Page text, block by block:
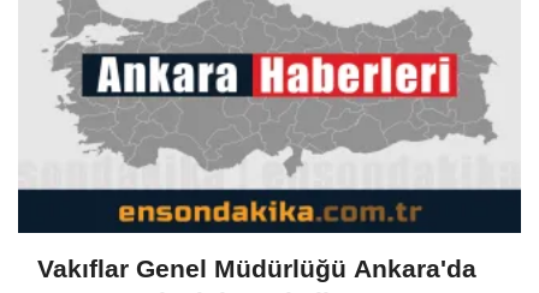
Vakıflar Genel Müdürlüğü Ankara'da